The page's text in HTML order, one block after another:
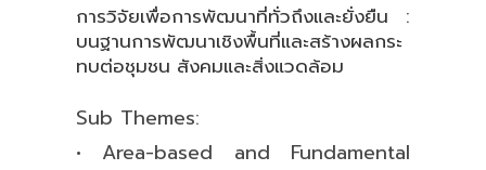
การวิจัยเพื่อการพัฒนาที่ทั่วถึงและยั่งยืน :
บนฐานการพัฒนาเชิงพื้นที่และสร้างผลกระ
ทบต่อชุมชน สังคมและสิ่งแวดล้อม
Sub Themes:
• Area-based and Fundamental